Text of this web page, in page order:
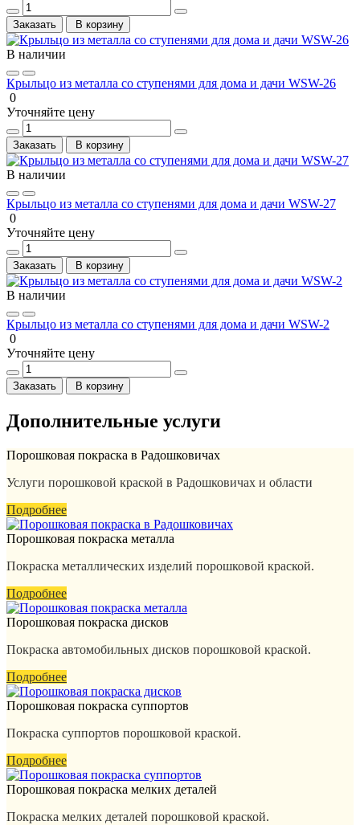
Заказать В корзину
В наличии
Крыльцо из металла со ступенями для дома и дачи WSW-26
0
Уточняйте цену
Заказать В корзину
В наличии
Крыльцо из металла со ступенями для дома и дачи WSW-27
0
Уточняйте цену
Заказать В корзину
В наличии
Крыльцо из металла со ступенями для дома и дачи WSW-2
0
Уточняйте цену
Заказать В корзину
Дополнительные услуги
Порошковая покраска в Радошковичах
Услуги порошковой краской в Радошковичах и области
Подробнее
Порошковая покраска металла
Покраска металлических изделий порошковой краской.
Подробнее
Порошковая покраска дисков
Покраска автомобильных дисков порошковой краской.
Подробнее
Порошковая покраска суппортов
Покраска суппортов порошковой краской.
Подробнее
Порошковая покраска мелких деталей
Покраска мелких деталей порошковой краской.